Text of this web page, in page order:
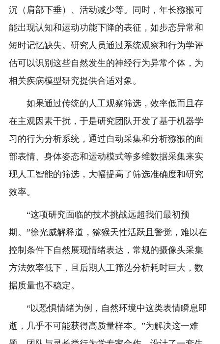
沉（肩部下垂）、活动减少等。同时，年长猕猴可
能出现认知和运动功能下降的表征，如步态异常和
短时记忆缺失。研究人员通过系统观察和行为学评
估可以识别这些自然发生的神经行为异常个体，为
相关疾病模型研究提供合适对象。
如果通过传统的人工观察筛选，效率低而且存
在主观因素干扰，于是研究团队开发了基于机器学
习的行为分析系统，通过自动采集和分析猕猴的面
部表情、身体姿态和运动模式等多维数据采集来实
现人工智能的筛选，大幅提高了筛选准确度和研究
效率。
“这项研究面临的技术挑战远超我们最初预
期。”徐光威解释道，猕猴天性活跃且警觉，难以在
控制条件下自然展现情绪表达，常规的摄像头采集
方法效率低下，且后期人工筛选分析耗时巨大，数
据质量也不稳定。
“以恐惧情绪为例，自然环境中这类表情瞬息即
逝，几乎不可能获得高质量样本。”为解决这一难